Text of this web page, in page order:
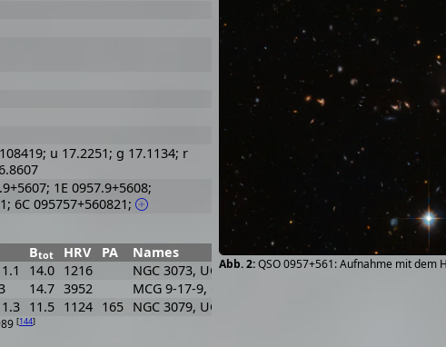
QSO 0957+561: Aufnahme mit dem
u 17.2251; g 17.1134; r
1E 0957.9+5608;
6C 095757+560821;
[144]
Btot HRV PA
Names
14.0 1216
NGC 3073, UGC 5374, MCG 9-17-7, MK 131, CGCG
14.7 3952
MCG 9-17-9, CGCG 266-7, CGCG 265-55
11.5 1124 165 NGC 3079, UGC 5387, MCG 9-17-10, CGCG 266-8,